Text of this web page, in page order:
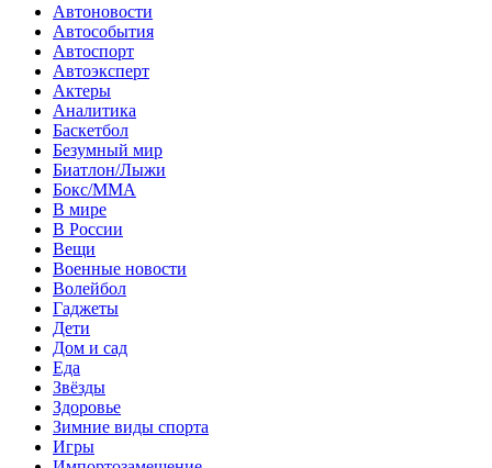
Автоновости
Автособытия
Автоспорт
Автоэксперт
Актеры
Аналитика
Баскетбол
Безумный мир
Биатлон/Лыжи
Бокс/MMA
В мире
В России
Вещи
Военные новости
Волейбол
Гаджеты
Дети
Дом и сад
Еда
Звёзды
Здоровье
Зимние виды спорта
Игры